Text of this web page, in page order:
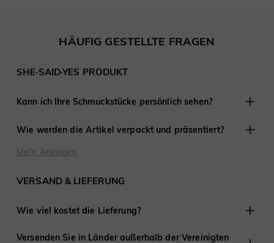
HÄUFIG GESTELLTE FRAGEN
SHE·SAID·YES PRODUKT
Kann ich Ihre Schmuckstücke persönlich sehen?
Obwohl wir keine Einzelhandelsgeschäfte anderswo haben,
sind wir erfahren darin, mit Kunden aus der Ferne zu
arbeiten und haben an Tausenden von Verlobungen und
Hochzeiten auf der ganzen Welt teilgenommen.
Wie werden die Artikel verpackt und präsentiert?
Bei SHE·SAID·YES ist die Präsentation entscheidend, daher
Schmuck von uns kaufen. Jede Bestellung wird fertig zum
Mehr Anzeigen
VERSAND & LIEFERUNG
Wie viel kostet die Lieferung?
Wir bieten kostenlosen Versand in die Vereinigten Staaten
Versenden Sie in Länder außerhalb der Vereinigten